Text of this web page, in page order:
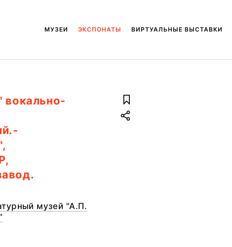
МУЗЕИ ЭКСПОНАТЫ ВИРТУАЛЬНЫЕ ВЫСТАВКИ
вокально-
музей "А.П.